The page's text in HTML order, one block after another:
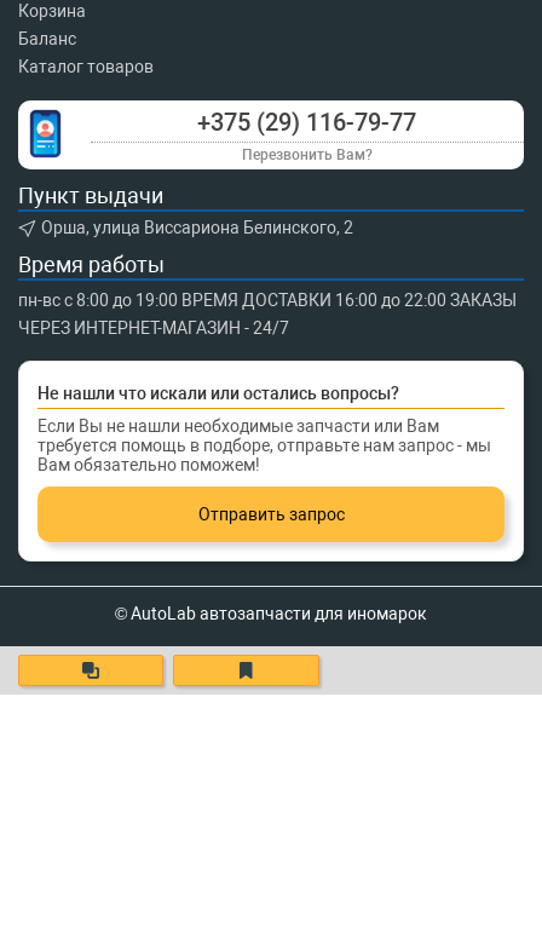
Корзина
Баланс
Каталог товаров
+375 (29) 116-79-77
Перезвонить Вам?
Пункт выдачи
Орша, улица Виссариона Белинского, 2
Время работы
пн-вс с 8:00 до 19:00 ВРЕМЯ ДОСТАВКИ 16:00 до 22:00 ЗАКАЗЫ
ЧЕРЕЗ ИНТЕРНЕТ-МАГАЗИН - 24/7
Не нашли что искали или остались вопросы?
Если Вы не нашли необходимые запчасти или Вам
требуется помощь в подборе, отправьте нам запрос - мы
Вам обязательно поможем!
Отправить запрос
© AutoLab автозапчасти для иномарок